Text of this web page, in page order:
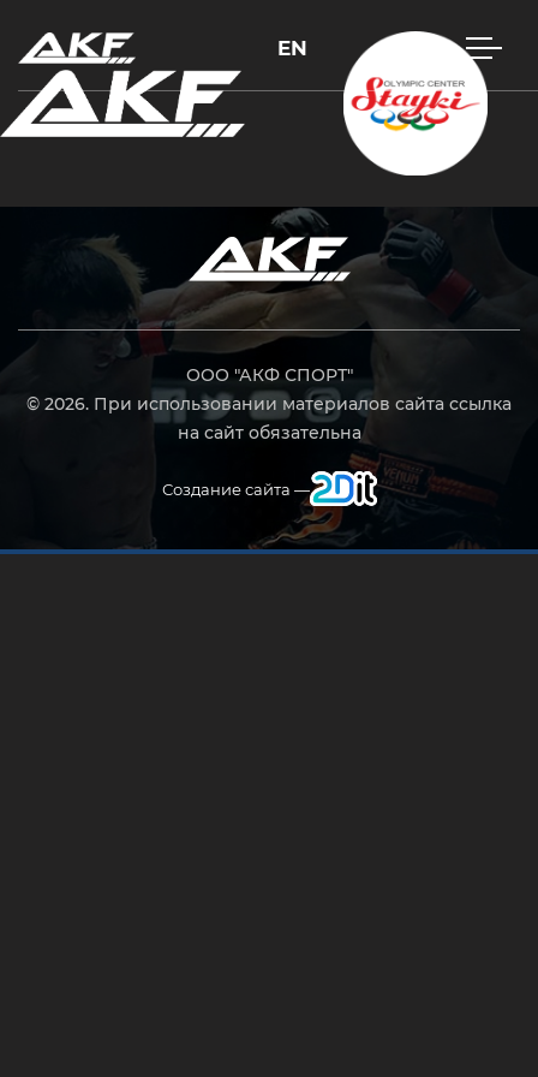
EN
ООО "АКФ СПОРТ"
© 2026. При использовании материалов сайта ссылка
на сайт обязательна
Создание сайта —
Нажмите Enter для поиска или Esc, чтобы закрыть